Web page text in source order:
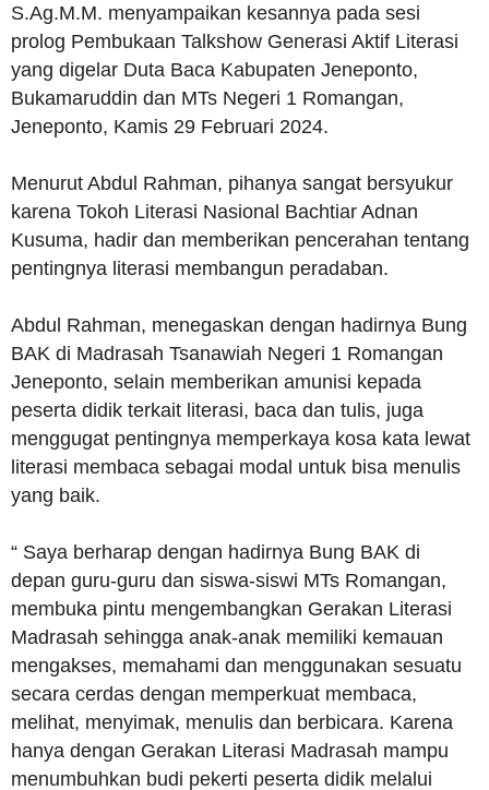
S.Ag.M.M. menyampaikan kesannya pada sesi
prolog Pembukaan Talkshow Generasi Aktif Literasi
yang digelar Duta Baca Kabupaten Jeneponto,
Bukamaruddin dan MTs Negeri 1 Romangan,
Jeneponto, Kamis 29 Februari 2024.
Menurut Abdul Rahman, pihanya sangat bersyukur
karena Tokoh Literasi Nasional Bachtiar Adnan
Kusuma, hadir dan memberikan pencerahan tentang
pentingnya literasi membangun peradaban.
Abdul Rahman, menegaskan dengan hadirnya Bung
BAK di Madrasah Tsanawiah Negeri 1 Romangan
Jeneponto, selain memberikan amunisi kepada
peserta didik terkait literasi, baca dan tulis, juga
menggugat pentingnya memperkaya kosa kata lewat
literasi membaca sebagai modal untuk bisa menulis
yang baik.
“ Saya berharap dengan hadirnya Bung BAK di
depan guru-guru dan siswa-siswi MTs Romangan,
membuka pintu mengembangkan Gerakan Literasi
Madrasah sehingga anak-anak memiliki kemauan
mengakses, memahami dan menggunakan sesuatu
secara cerdas dengan memperkuat membaca,
melihat, menyimak, menulis dan berbicara. Karena
hanya dengan Gerakan Literasi Madrasah mampu
menumbuhkan budi pekerti peserta didik melalui